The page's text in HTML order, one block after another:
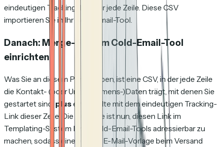
eindeutigen Tracking-Link für jede Zeile. Diese CSV
importieren Sie in Ihr Cold-Email-Tool.
Danach: Merge-Field im Cold-Email-Tool
einrichten
Was Sie an diesem Punkt haben, ist eine CSV, in der jede Zeile
die Kontakt- (oder Unternehmens-)Daten trägt, mit denen Sie
gestartet sind, pluseine Spalte mit dem eindeutigen Tracking-
Link dieser Zeile. Die Aufgabe ist nun, diesen Link im
Templating-System Ihres Cold-Email-Tools adressierbar zu
machen, sodass eine einzige E-Mail-Vorlage beim Versand